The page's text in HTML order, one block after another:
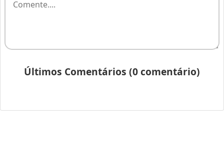
Últimos Comentários (0 comentário)